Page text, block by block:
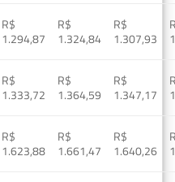
R$
1.294,87
R$
1.324,84
R$
1.307,93
R$
1.333,72
R$
1.364,59
R$
1.347,17
R$
1.623,88
R$
1.661,47
R$
1.640,26